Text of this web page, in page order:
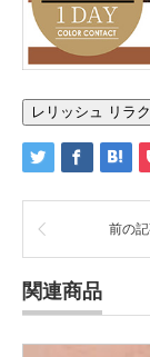
レリッシュ リラ
前の
関連商品